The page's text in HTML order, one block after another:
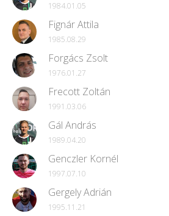
1984.01.05
Fignár Attila
1985.08.29
Forgács Zsolt
1976.01.27
Frecott Zoltán
1991.03.06
Gál András
1989.04.20
Genczler Kornél
1997.07.10
Gergely Adrián
1995.11.21